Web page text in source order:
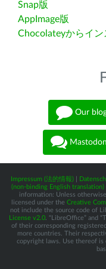
Snap版
AppImage版
Chocolateyからイン
Our
Impressum (法的情報)
(non-binding English translation)
information: Unless
licensed under the Creative
not include the source code of
License v2.0 . “LibreOffice” and
of their corresponding
more countries. Their
copyright laws. Use thereof is